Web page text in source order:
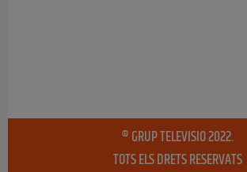
® GRUP TELEVISIO 2022.
TOTS ELS DRETS RESERVATS